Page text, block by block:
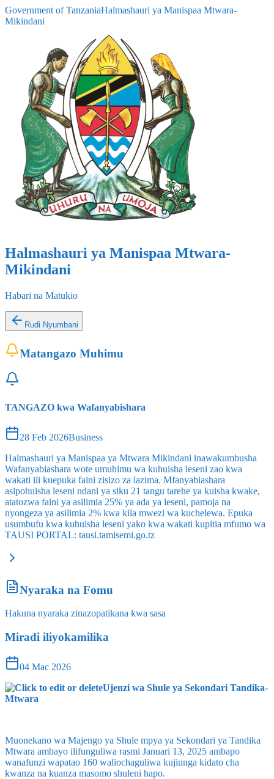
Government of TanzaniaHalmashauri ya Manispaa Mtwara-
Mikindani
Halmashauri ya Manispaa Mtwara-
Mikindani
Habari na Matukio
Rudi Nyumbani
Matangazo Muhimu
TANGAZO kwa Wafanyabishara
28 Feb 2026Business
Halmashauri ya Manispaa ya Mtwara Mikindani inawakumbusha
Wafanyabiashara wote umuhimu wa kuhuisha leseni zao kwa
wakati ili kuepuka faini zisizo za lazima. Mfanyabiashara
asipohuisha leseni ndani ya siku 21 tangu tarehe ya kuisha kwake,
atatozwa faini ya asilimia 25% ya ada ya leseni, pamoja na
nyongeza ya asilimia 2% kwa kila mwezi wa kuchelewa. Epuka
usumbufu kwa kuhuisha leseni yako kwa wakati kupitia mfumo wa
TAUSI PORTAL: tausi.tamisemi.go.tz
Nyaraka na Fomu
Hakuna nyaraka zinazopatikana kwa sasa
Miradi iliyokamilika
04 Mac 2026
Ujenzi wa Shule ya Sekondari Tandika-
Mtwara
Muonekano wa Majengo ya Shule mpya ya Sekondari ya Tandika
Mtwara ambayo ilifunguliwa rasmi Januari 13, 2025 ambapo
wanafunzi wapatao 160 waliochaguliwa kujiunga kidato cha
kwanza na kuanza masomo shuleni hapo.